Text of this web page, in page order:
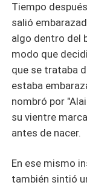
Tiempo
salió
algo dentro del
modo que
que se trataba
estaba
nombró por
su vientre
antes de nacer.
En ese mismo
también sintió